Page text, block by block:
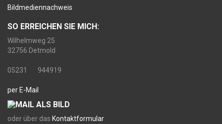
Bildmediennachweis
SO ERREICHEN SIE MICH:
Wilhelmweg 25
32756 Detmold
05231 944919
per E-Mail
oder über das Kontaktformular